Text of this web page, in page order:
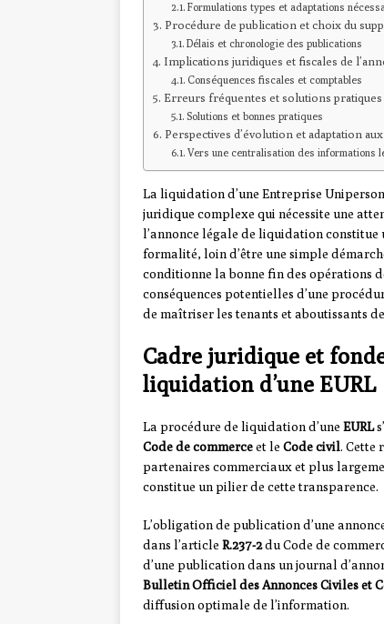
Formulations types et adaptations
Procédure de publication et choix du
Délais et chronologie des publications
Implications juridiques et fiscales de
Conséquences fiscales et comptables
Erreurs fréquentes et solutions
Solutions et bonnes pratiques
Perspectives d’évolution et adaptation
Vers une centralisation des informations
La liquidation d’une Entreprise
juridique complexe qui nécessite une
l’annonce légale de liquidation
formalité, loin d’être une simple
conditionne la bonne fin des opérations
conséquences potentielles d’une
de maîtriser les tenants et aboutissants
Cadre juridique et
liquidation d’une EURL
La procédure de liquidation d’une EURL
Code de commerceet le Code civil . Cette
partenaires commerciaux et plus
constitue un pilier de cette transparence.
L’obligation de publication d’une
dans l’article R.237-2du Code de
d’une publication dans un journal
Bulletin Officiel des Annonces Civiles et
diffusion optimale de l’information.